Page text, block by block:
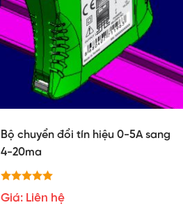
Bộ chuyển đổi tín hiệu 0-5A sang
4-20ma
Giá: Liên hệ